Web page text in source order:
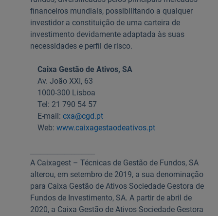
financeiros mundiais, possibilitando a qualquer
investidor a constituição de uma carteira de
investimento devidamente adaptada às suas
necessidades e perfil de risco.
Caixa Gestão de Ativos, SA
Av. João XXI, 63
1000-300 Lisboa
Tel: 21 790 54 57
E-mail:cxa@cgd.pt
Web:www.caixagestaodeativos.pt
A Caixagest – Técnicas de Gestão de Fundos, SA
alterou, em setembro de 2019, a sua denominação
para Caixa Gestão de Ativos Sociedade Gestora de
Fundos de Investimento, SA. A partir de abril de
2020, a Caixa Gestão de Ativos Sociedade Gestora